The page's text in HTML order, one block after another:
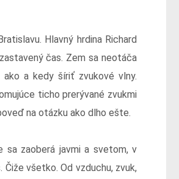
Hlavný hrdina Richard
čas. Zem sa neotáča
ako a kedy šíriť zvukové vlny.
ticho prerývané zvukmi
na otázku ako dlho ešte.
sa zaoberá javmi a svetom, v
všetko. Od vzduchu, zvuk,